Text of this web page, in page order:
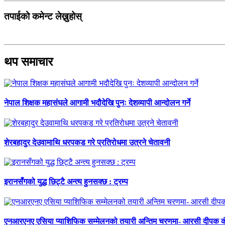
तपाईको कमेन्ट लेख्नुहोस्
थप समाचार
नेपाल शिक्षक महासंघले आगामी भदौदेखि पुनः देशव्यापी आन्दोलन गर्ने
शेरबहादुर देउवामाथि धरपकड गरे प्रतिरोधमा उत्रने चेतावनी
इरानसँगको युद्ध छिट्टै अन्त्य हुनसक्छ : ट्रम्प
एनआरएनए एसिया प्याशिफिक सम्मेलनको तयारी अन्तिम चरणमा- आरसी